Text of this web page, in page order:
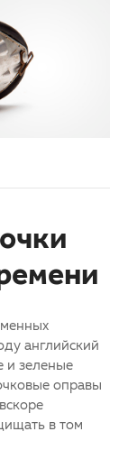
английский
и зеленые
оправы
в том